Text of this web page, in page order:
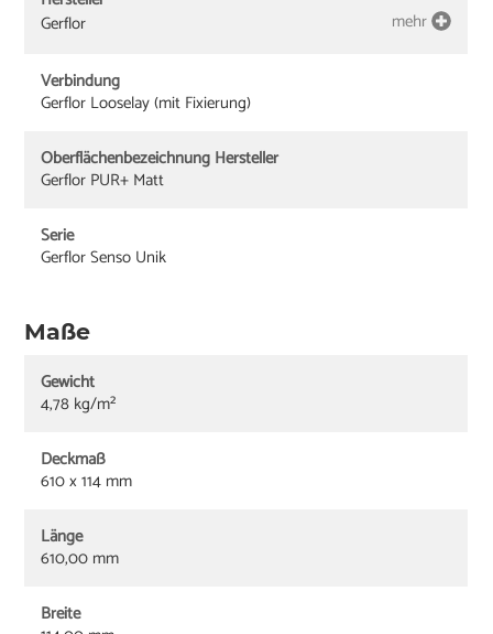
Gerflor
mehr
Verbindung
Gerflor Looselay (mit Fixierung)
Oberflächenbezeichnung Hersteller
Gerflor PUR+ Matt
Serie
Gerflor Senso Unik
Maße
Gewicht
4,78 kg/m²
Deckmaß
610 x 114 mm
Länge
610,00 mm
Breite